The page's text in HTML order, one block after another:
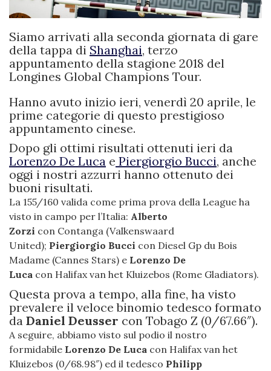
Siamo arrivati alla seconda giornata di gare
della tappa di Shanghai, terzo
appuntamento della stagione 2018 del
Longines Global Champions Tour.
Hanno avuto inizio ieri, venerdì 20 aprile, le
prime categorie di questo prestigioso
appuntamento cinese.
Dopo gli ottimi risultati ottenuti ieri da
Lorenzo De Luca e Piergiorgio Bucci, anche
oggi i nostri azzurri hanno ottenuto dei
buoni risultati.
La 155/160 valida come prima prova della League ha
visto in campo per l’Italia: Alberto
Zorzi con Contanga (Valkenswaard
United); Piergiorgio Bucci con Diesel Gp du Bois
Madame (Cannes Stars) e Lorenzo De
Luca con Halifax van het Kluizebos (Rome Gladiators).
Questa prova a tempo, alla fine, ha visto
prevalere il veloce binomio tedesco formato
da Daniel Deusser con Tobago Z (0/67.66″).
A seguire, abbiamo visto sul podio il nostro
formidabile Lorenzo De Luca con Halifax van het
Kluizebos (0/68.98″) ed il tedesco Philipp